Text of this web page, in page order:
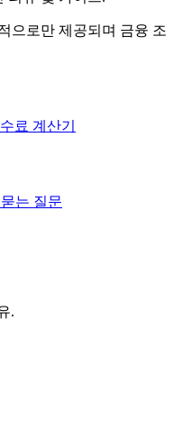
으로만 제공되며 금융 조
료 계산기
는 질문
.